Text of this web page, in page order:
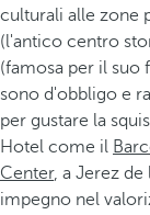
culturali alle zone
(l'antico centro
(famosa per il suo
sono d'obbligo e
per gustare la
Hotel come il
Center, a Jerez
impegno nel